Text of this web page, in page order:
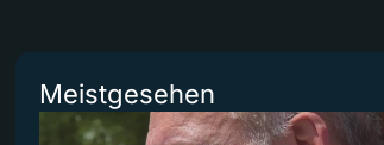
Meistgesehen